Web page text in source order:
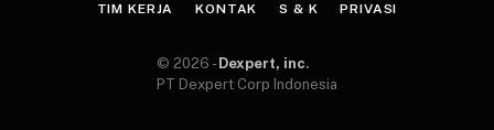
TIM KERJA KONTAK S & K PRIVASI
© 2026 - Dexpert, inc.
PT Dexpert Corp Indonesia